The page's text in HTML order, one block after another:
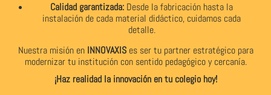
Calidad garantizada: Desde la fabricación hasta la
instalación de cada material didáctico, cuidamos cada
detalle.
Nuestra misión en INNOVAXISes ser tu partner estratégico para
modernizar tu institución con sentido pedagógico y cercanía.
¡Haz realidad la innovación en tu colegio hoy!